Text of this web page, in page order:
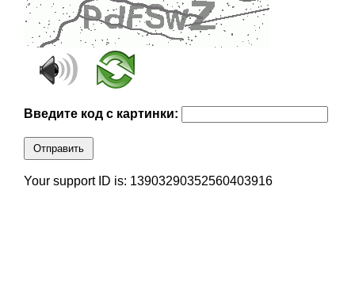
Введите код с картинки:
Отправить
Your support ID is: 13903290352560403916